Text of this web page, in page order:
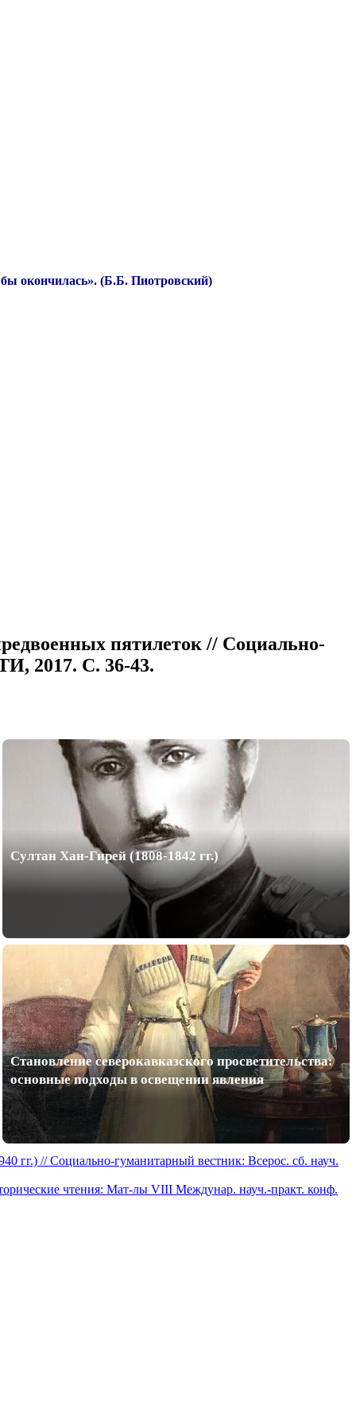
окончилась». (Б.Б. Пиотровский)
пятилеток // Социально-
2017. С. 36-43.
Султан Хан-Гирей (1808-1842 гг.)
Становление северокавказского просветительства:
основные подходы в освещении явления
гг.) // Социально-гуманитарный вестник: Всерос. сб. науч.
чтения: Мат-лы VIII Междунар. науч.-практ. конф.